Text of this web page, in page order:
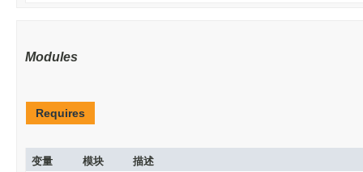
Modules
Requires
变量 模块
描述